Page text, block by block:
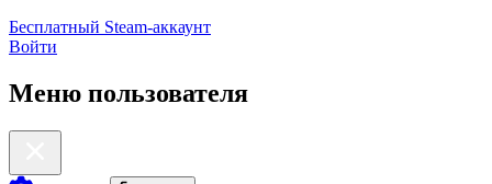
Бесплатный Steam-аккаунт
Войти
Меню пользователя